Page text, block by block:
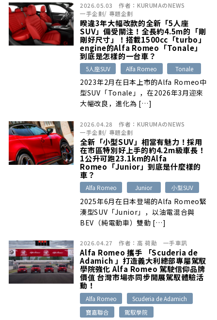
2026.05.03 作者： KURUMAのNEWS
一手企劃/ 專題企劃
睽違3年大幅改款的全新「5人座
SUV」備受關注！全長約4.5m的「剛
剛好尺寸」！搭載1500cc「turbo」
engine的Alfa Romeo「Tonale」
到底是怎樣的一台車？
5人座SUV Alfa Romeo Tonale
2023年2月在日本上市的Alfa Romeo中
型SUV「Tonale」，在2026年3月迎來
大幅改良，進化為 […]
2026.04.28 作者： KURUMAのNEWS
一手企劃/ 專題企劃
全新「小型SUV」相當有魅力！採用
在市區特別好上手的約4.2m級車長！
1公升可跑23.1km的Alfa
Romeo「Junior」到底是什麼樣的
車？
Alfa Romeo Junior 小型SUV
2025年6月在日本登場的Alfa Romeo緊
湊型SUV「Junior」，以油電混合與
BEV（純電動車）雙動 […]
2026.04.27 作者： 高 荷勛 一手車訊
Alfa Romeo 攜手 「Scuderia de
Adamich 」打造義大利總部專屬駕馭
學院強化 Alfa Romeo 駕駛信仰品牌
價值 台灣市場亦同步開展駕馭體驗活
動！
Alfa Romeo
Scuderia de Adamich
寶嘉聯合
駕馭學院